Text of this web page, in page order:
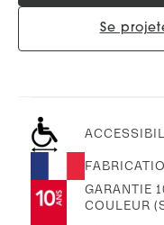
Se
GARANTIE
COULEUR